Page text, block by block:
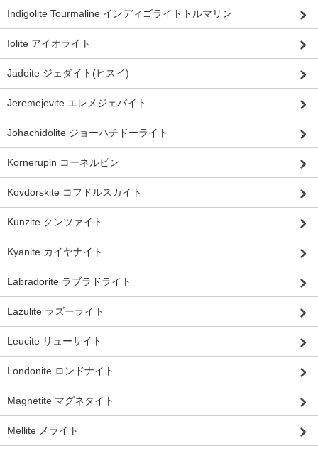
Indigolite Tourmaline インディゴライトトルマリン
Iolite アイオライト
Jadeite ジェダイト(ヒスイ)
Jeremejevite エレメジェバイト
Johachidolite ジョーハチドーライト
Kornerupin コーネルピン
Kovdorskite コフドルスカイト
Kunzite クンツァイト
Kyanite カイヤナイト
Labradorite ラブラドライト
Lazulite ラズーライト
Leucite リューサイト
Londonite ロンドナイト
Magnetite マグネタイト
Mellite メライト